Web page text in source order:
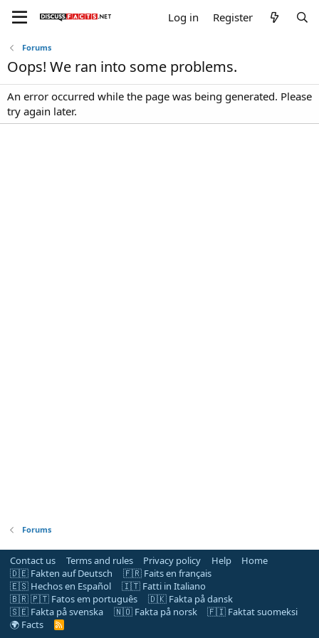
Log in Register
Forums
Oops! We ran into some problems.
An error occurred while the page was being generated. Please
try again later.
Forums
Contact us Terms and rules Privacy policy Help
Home
🇩🇪 Fakten auf Deutsch
🇫🇷 Faits en français
🇪🇸 Hechos en Español
🇮🇹 Fatti in Italiano
🇧🇷 🇵🇹 Fatos em português
🇩🇰 Fakta på dansk
🇸🇪 Fakta på svenska
🇳🇴 Fakta på norsk
🇫🇮 Faktat suomeksi
🌍 Facts
R